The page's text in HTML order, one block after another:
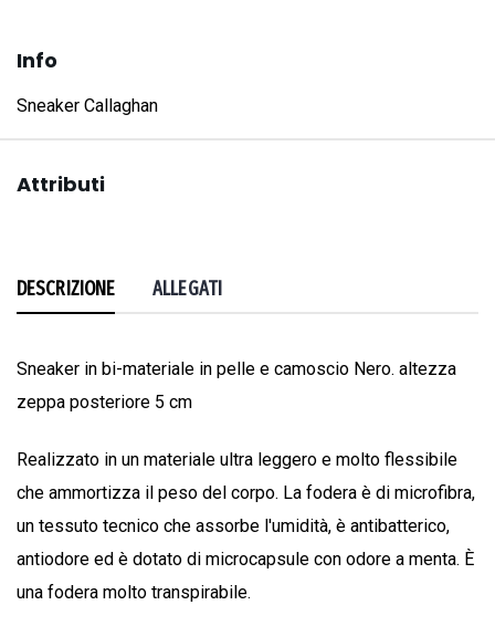
Info
Sneaker Callaghan
Attributi
DESCRIZIONE ALLEGATI
Sneaker in bi-materiale in pelle e camoscio Nero. altezza
zeppa posteriore 5 cm
Realizzato in un materiale ultra leggero e molto flessibile
che ammortizza il peso del corpo. La fodera è di microfibra,
un tessuto tecnico che assorbe l'umidità, è antibatterico,
antiodore ed è dotato di microcapsule con odore a menta. È
una fodera molto transpirabile.